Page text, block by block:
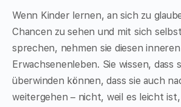
Wenn Kinder lernen, an sich zu
Chancen zu sehen und mit sich
sprechen, nehmen sie diesen
Erwachsenenleben. Sie wissen, dass
überwinden können, dass sie auch
weitergehen – nicht, weil es leicht